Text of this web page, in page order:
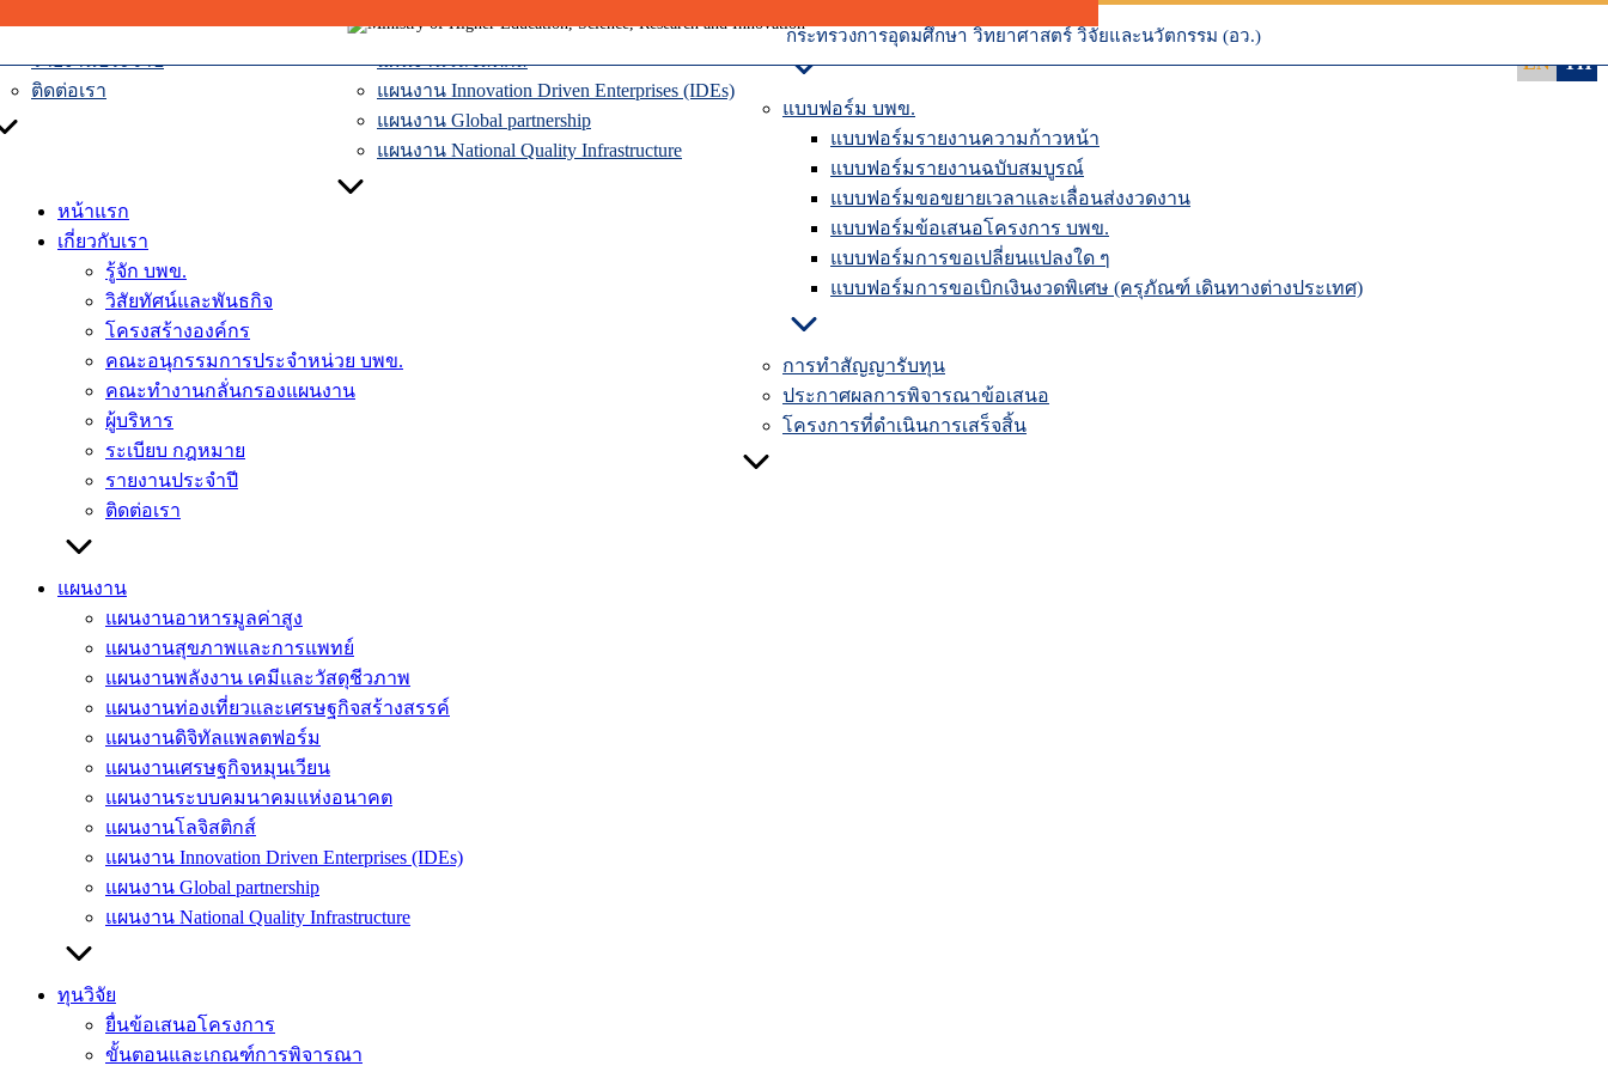
content
กระทรวงการอุดมศึกษา วิทยาศาสตร์ วิจัยและนวัตกรรม (อว.)
EN
TH
ระเบียบ กฎหมาย
รายงานประจำปี
ติดต่อเรา
แผนงานระบบคมนาคมแห่งอนาคต
แผนงานโลจิสติกส์
แผนงาน Innovation Driven Enterprises (IDEs)
แผนงาน Global partnership
แผนงาน National Quality Infrastructure
คู่มือรายงานความก้าวหน้าในระบบ NRIIS
แบบฟอร์ม บพข.
แบบฟอร์มรายงานความก้าวหน้า
แบบฟอร์มรายงานฉบับสมบูรณ์
แบบฟอร์มขอขยายเวลาและเลื่อนส่งงวดงาน
แบบฟอร์มข้อเสนอโครงการ บพข.
แบบฟอร์มการขอเปลี่ยนแปลงใด ๆ
แบบฟอร์มการขอเบิกเงินงวดพิเศษ (ครุภัณฑ์ เดินทางต่างประเทศ)
การทำสัญญารับทุน
ประกาศผลการพิจารณาข้อเสนอ
โครงการที่ดำเนินการเสร็จสิ้น
หน้าแรก
เกี่ยวกับเรา
รู้จัก บพข.
วิสัยทัศน์และพันธกิจ
โครงสร้างองค์กร
คณะอนุกรรมการประจำหน่วย บพข.
คณะทำงานกลั่นกรองแผนงาน
ผู้บริหาร
ระเบียบ กฎหมาย
รายงานประจำปี
ติดต่อเรา
แผนงาน
แผนงานอาหารมูลค่าสูง
แผนงานสุขภาพและการแพทย์
แผนงานพลังงาน เคมีและวัสดุชีวภาพ
แผนงานท่องเที่ยวและเศรษฐกิจสร้างสรรค์
แผนงานดิจิทัลแพลตฟอร์ม
แผนงานเศรษฐกิจหมุนเวียน
แผนงานระบบคมนาคมแห่งอนาคต
แผนงานโลจิสติกส์
แผนงาน Innovation Driven Enterprises (IDEs)
แผนงาน Global partnership
แผนงาน National Quality Infrastructure
ทุนวิจัย
ยื่นข้อเสนอโครงการ
ขั้นตอนและเกณฑ์การพิจารณา